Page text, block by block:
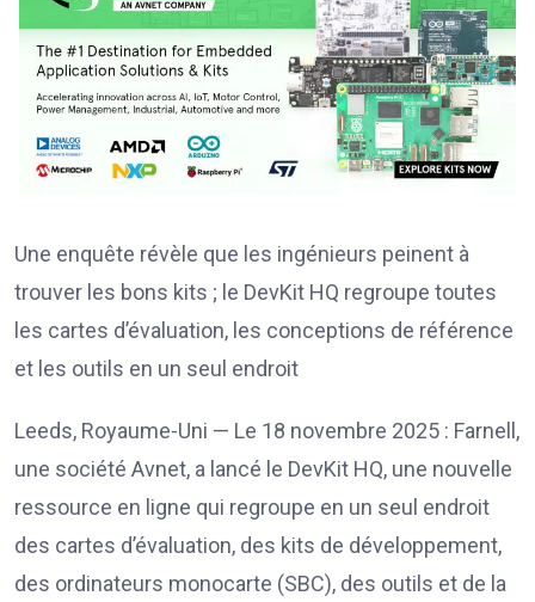
Une enquête révèle que les ingénieurs peinent à
trouver les bons kits ; le DevKit HQ regroupe toutes
les cartes d’évaluation, les conceptions de référence
et les outils en un seul endroit
Leeds, Royaume-Uni — Le 18 novembre 2025 : Farnell,
une société Avnet, a lancé le DevKit HQ, une nouvelle
ressource en ligne qui regroupe en un seul endroit
des cartes d’évaluation, des kits de développement,
des ordinateurs monocarte (SBC), des outils et de la